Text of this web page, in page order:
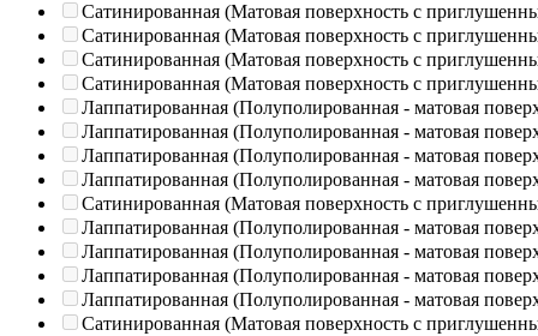
Сатинированная (Матовая поверхность с
Сатинированная (Матовая поверхность с
Сатинированная (Матовая поверхность с
Сатинированная (Матовая поверхность с
Лаппатированная (Полуполированная - матовая
Лаппатированная (Полуполированная - матовая
Лаппатированная (Полуполированная - матовая
Лаппатированная (Полуполированная - матовая
Сатинированная (Матовая поверхность с
Лаппатированная (Полуполированная - матовая
Лаппатированная (Полуполированная - матовая
Лаппатированная (Полуполированная - матовая
Лаппатированная (Полуполированная - матовая
Сатинированная (Матовая поверхность с